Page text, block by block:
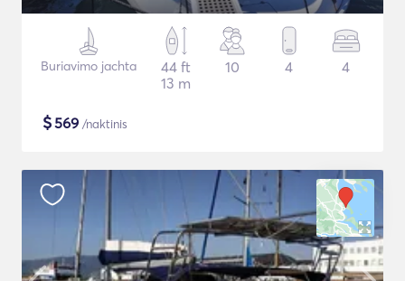
Buriavimo jachta
44 ft
13 m
10 4 4
$569 /naktinis